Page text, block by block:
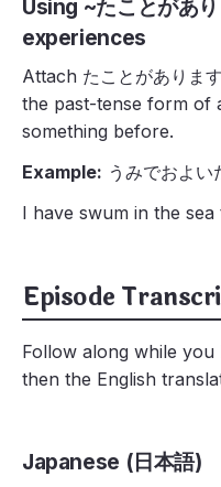
Using ~たことがあ
experiences
Attach たことがありま
the past-tense form of
something before.
Example: うみでおよい
I have swum in the sea
Episode
Follow along while
then the English
Japanese (日本語)